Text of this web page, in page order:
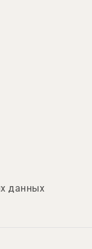
данных